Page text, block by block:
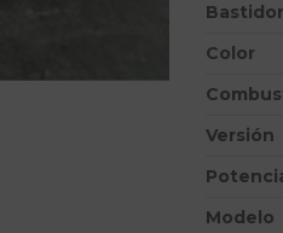
Bastidor
Color
Versión
Modelo